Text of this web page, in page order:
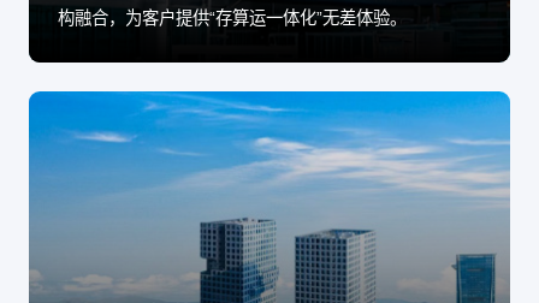
构融合，为客户提供“存算运一体化”无差体验。